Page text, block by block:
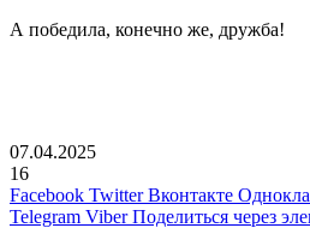
А победила, конечно же, дружба!
07.04.2025
16
Facebook Twitter Вконтакте
Telegram Viber Поделиться через